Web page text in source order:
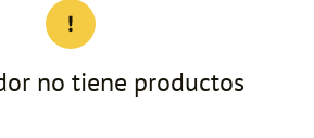
no tiene productos